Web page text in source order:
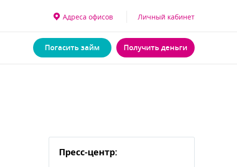
Адреса офисо Личный кабинет
Получить деньги
Погасить займ
Пресс-центр: